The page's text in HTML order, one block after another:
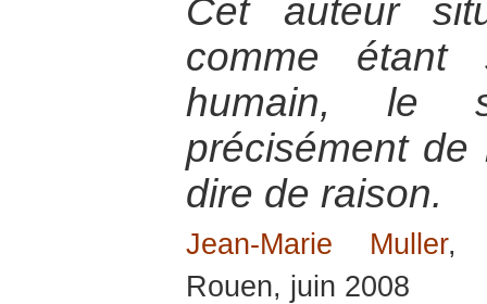
Cet auteur
comme étant
humain, le
précisément de
dire de raison.
Jean-Marie Muller,
Rouen, juin 2008